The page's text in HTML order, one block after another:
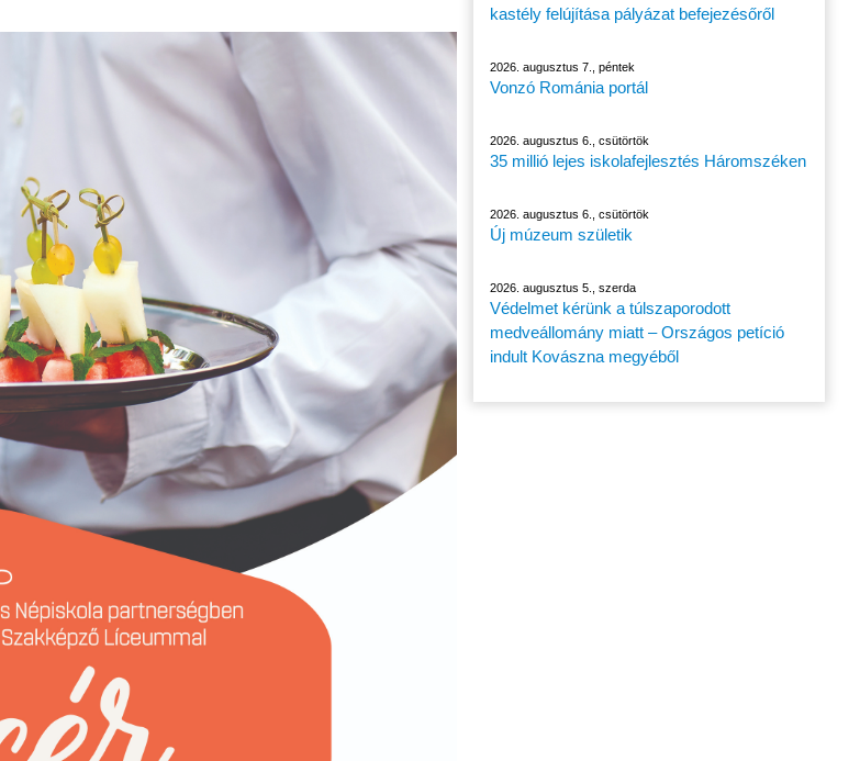
kastély felújítása pályázat befejezésőről
2026. augusztus 7., péntek
Vonzó Románia portál
2026. augusztus 6., csütörtök
35 millió lejes iskolafejlesztés Háromszéken
2026. augusztus 6., csütörtök
Új múzeum születik
2026. augusztus 5., szerda
Védelmet kérünk a túlszaporodott
medveállomány miatt – Országos petíció
indult Kovászna megyéből